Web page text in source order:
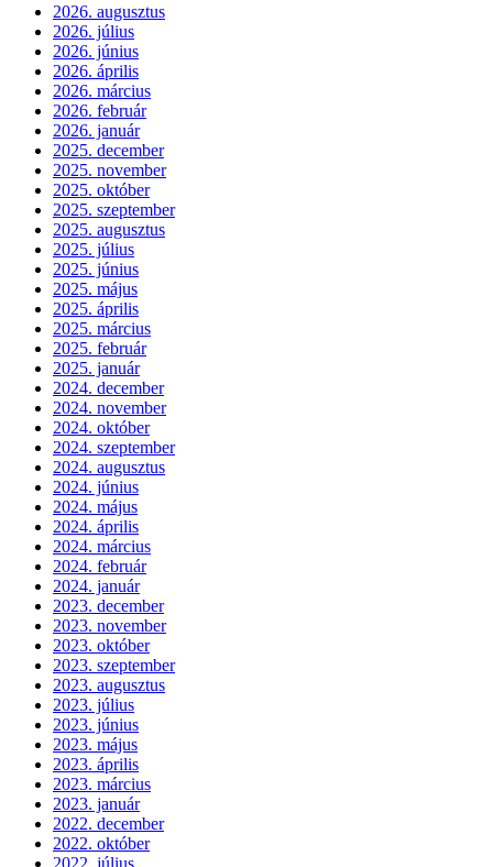
2026. augusztus
2026. július
2026. június
2026. április
2026. március
2026. február
2026. január
2025. december
2025. november
2025. október
2025. szeptember
2025. augusztus
2025. július
2025. június
2025. május
2025. április
2025. március
2025. február
2025. január
2024. december
2024. november
2024. október
2024. szeptember
2024. augusztus
2024. június
2024. május
2024. április
2024. március
2024. február
2024. január
2023. december
2023. november
2023. október
2023. szeptember
2023. augusztus
2023. július
2023. június
2023. május
2023. április
2023. március
2023. január
2022. december
2022. október
2022. július